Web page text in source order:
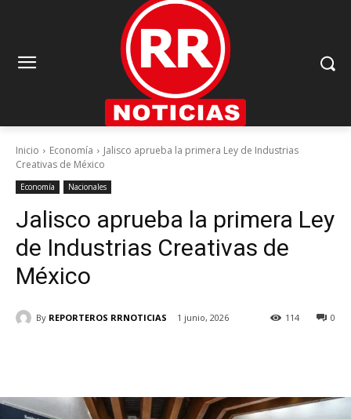
Inicio Economía
Jalisco aprueba la primera Ley de Industrias
Creativas de México
Economía Nacionales
Jalisco aprueba la primera Ley
de Industrias Creativas de
México
By REPORTEROS RRNOTICIAS 1 junio, 2026 0
114